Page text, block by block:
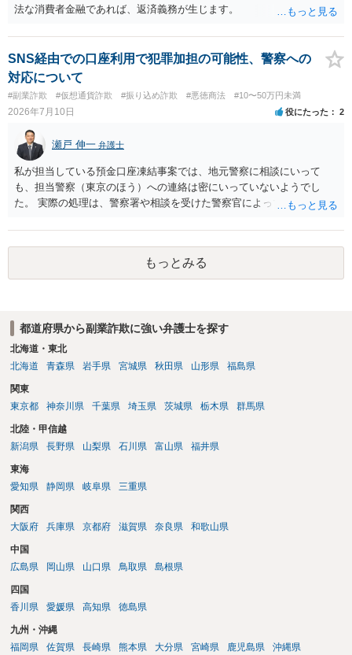
法な消費者金融であれば、返済義務が生じます。
SNS経由での口座利用で犯罪加担の可能性、警察への
対応について
#副業詐欺 #仮想通貨詐欺 #振り込め詐欺 #悪徳商法 #10〜50万円未満
2026年7月10日 役にたった 2
瀬戸 伸一 弁護士
私が担当している預金口座凍結事案では、地元警察に相談にいって
も、担当警察（東京のほう）への連絡は密にいっていないようでし
た。 実際の処理は、警察署や相談を受けた警察官によってだいぶ変わ
いて弁護士に依頼を検討されてください。
もっとみる
都道府県から副業詐欺に強い弁護士を探す
北海道・東北
北海道
青森県 岩手県 宮城県 秋田県 山形県 福島県
関東
東京都
神奈川県 千葉県 埼玉県 茨城県 栃木県 群馬県
北陸・甲信越
新潟県
長野県 山梨県 石川県 富山県 福井県
東海
愛知県
静岡県 岐阜県 三重県
関西
大阪府
兵庫県 京都府 滋賀県 奈良県 和歌山県
中国
広島県
岡山県 山口県 鳥取県 島根県
四国
香川県
愛媛県 高知県 徳島県
九州・沖縄
福岡県
佐賀県 長崎県 熊本県 大分県 宮崎県 鹿児島県 沖縄県